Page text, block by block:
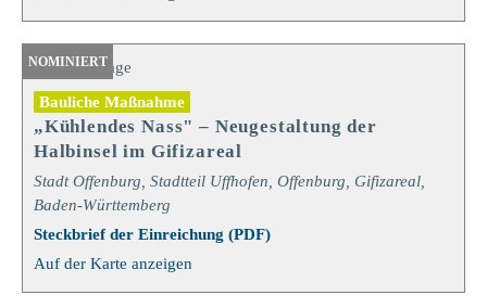
Bauliche Maßnahme
„Kühlendes Nass" – Neugestaltung der
Halbinsel im Gifizareal
Stadt Offenburg, Stadtteil Uffhofen, Offenburg, Gifizareal,
Baden-Württemberg
Steckbrief der Einreichung (PDF)
Auf der Karte anzeigen
NOMINIERT